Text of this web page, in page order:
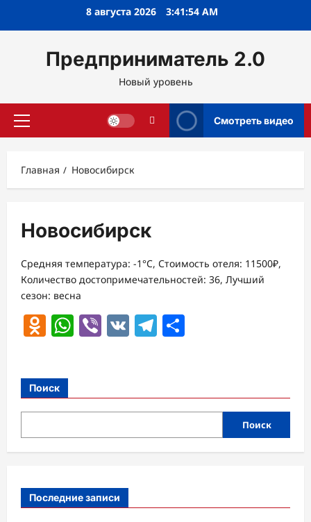
8 августа 2026 3:41:55 AM
Предприниматель 2.0
Новый уровень
Основное
Смотреть видео
Главная Новосибирск
Новосибирск
Средняя температура: -1°C, Стоимость отеля: 11500₽,
Количество достопримечательностей: 36, Лучший
сезон: весна
Odnoklassniki
WhatsApp
Viber
VK Telegram
Поиск
Поиск
Последние записи